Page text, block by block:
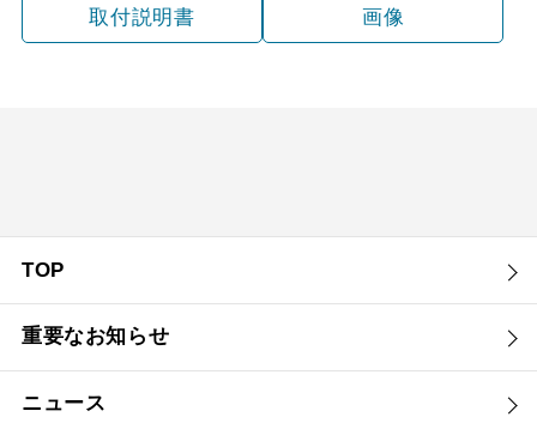
MKP-90630 W ¥14,850（税抜価格 ￥
YMKP53-350 SJ ¥14,850（税抜価格 ￥
¥15,290（税抜価格 ￥
YMKP63-350 BK ¥7,810（税抜価格 ￥
YMKP63-350 W ¥7,810（税抜価格 ￥
取付説明書 画像
TOP
重要なお知らせ
ニュース